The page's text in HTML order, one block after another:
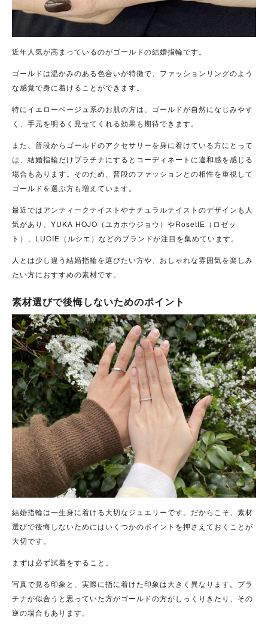
近年人気が高まっているのがゴールドの結婚指輪です。
ゴールドは温かみのある色合いが特徴で、ファッションリングのよう
な感覚で身に着けることができます。
特にイエローベージュ系のお肌の方は、ゴールドが自然になじみやす
く、手元を明るく見せてくれる効果も期待できます。
また、普段からゴールドのアクセサリーを身に着けている方にとって
は、結婚指輪だけプラチナにするとコーディネートに違和感を感じる
場合もあります。そのため、普段のファッションとの相性を重視して
ゴールドを選ぶ方も増えています。
最近ではアンティークテイストやナチュラルテイストのデザインも人
気があり、YUKA HOJO（ユカホウジョウ）やRosettE（ロゼッ
ト）、LUCIE（ルシエ）などのブランドが注目を集めています。
人とは少し違う結婚指輪を選びたい方や、おしゃれな雰囲気を楽しみ
たい方におすすめの素材です。
素材選びで後悔しないためのポイント
結婚指輪は一生身に着ける大切なジュエリーです。だからこそ、素材
選びで後悔しないためにはいくつかのポイントを押さえておくことが
大切です。
まずは必ず試着をすること。
写真で見る印象と、実際に指に着けた印象は大きく異なります。プラ
チナが似合うと思っていた方がゴールドの方がしっくりきたり、その
逆の場合もあります。